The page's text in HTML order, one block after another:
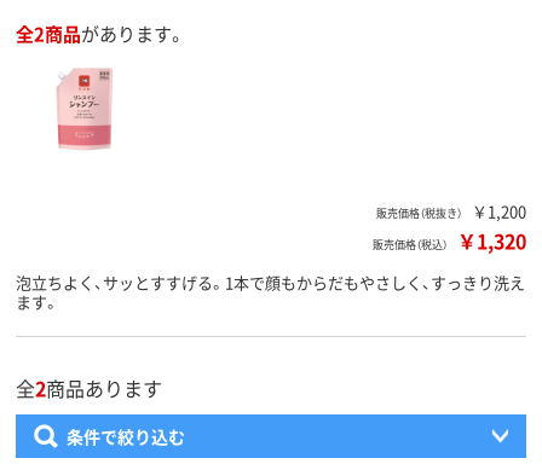
全2商品があります。
販売価格（税抜き） ￥1,200
販売価格（税込） ￥1,320
泡立ちよく、サッとすすげる。1本で顔もからだもやさしく、すっきり洗え
ます。
全2商品あります
条件で絞り込む